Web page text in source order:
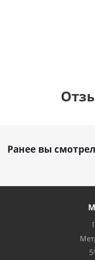
Ранее вы